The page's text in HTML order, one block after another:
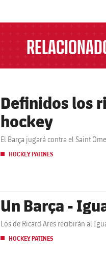
Definidos los
hockey
El Barça jugará contra el Saint
HOCKEY PATINES
Un Barça -
Los de Ricard Ares recibirán al
HOCKEY PATINES